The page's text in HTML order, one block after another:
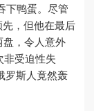
下鸭蛋。尽管
，但他在最后
，令人意外
受迫性失
罗斯人竟然轰